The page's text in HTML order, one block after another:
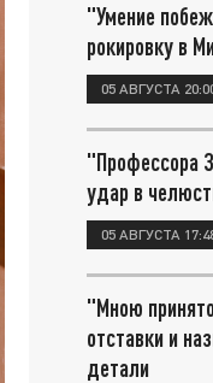
"Умение
рокировку в
05 АВГУСТА
"Профессора
удар в
05 АВГУСТА
"Мною
отставки и
детали